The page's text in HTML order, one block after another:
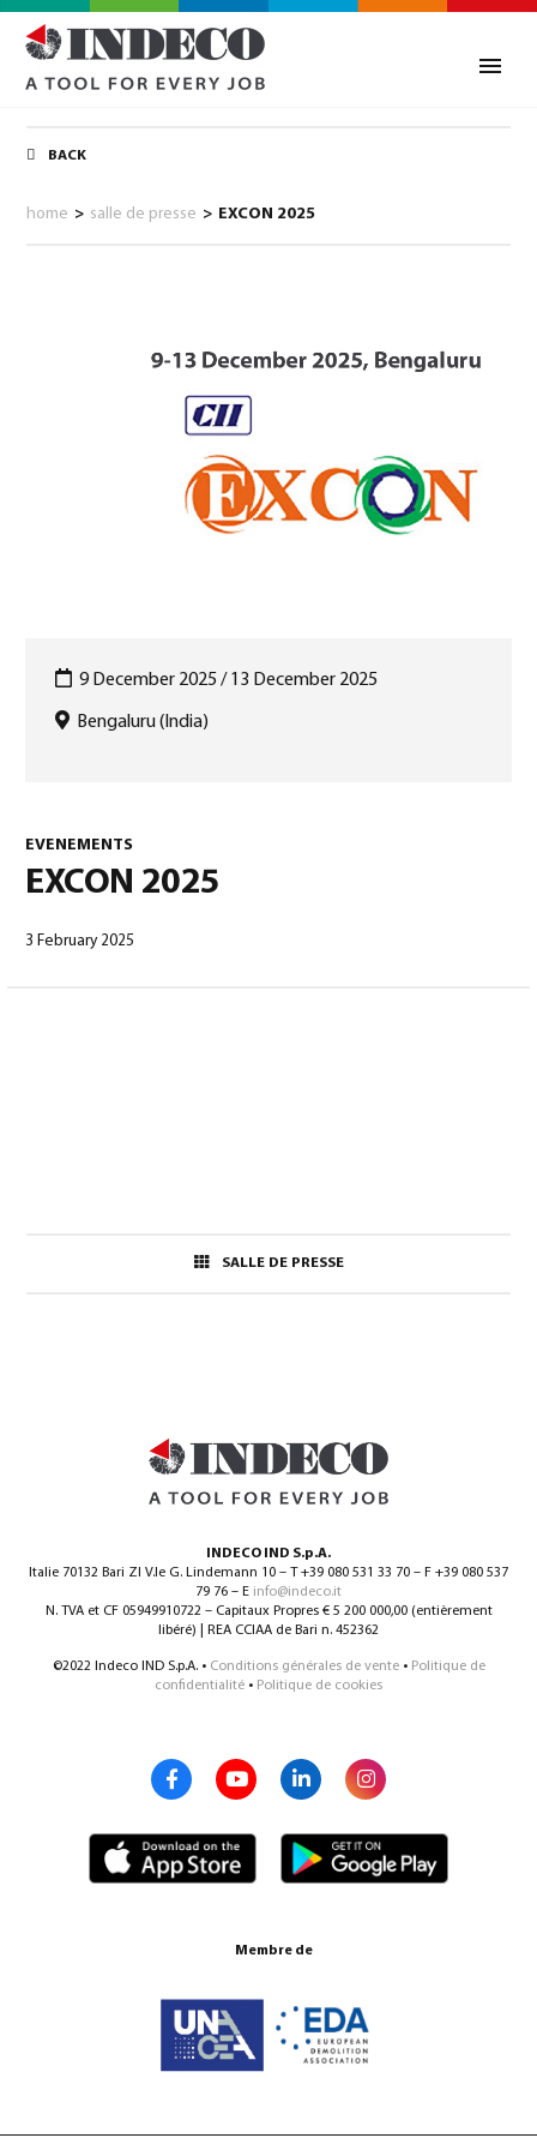
BACK
home > salle de presse > EXCON 2025
9 December 2025 / 13 December 2025
Bengaluru (India)
EVENEMENTS
EXCON 2025
3 February 2025
SALLE DE PRESSE
INDECO IND S.p.A.
Italie 70132 Bari ZI V.le G. Lindemann 10 – T +39 080 531 33 70 – F +39 080 537
79 76 – E info@indeco.it
N. TVA et CF 05949910722 – Capitaux Propres € 5 200 000,00 (entièrement
libéré) | REA CCIAA de Bari n. 452362
©2022 Indeco IND S.p.A. • Conditions générales de vente• Politique de
confidentialité • Politique de cookies
Membre de